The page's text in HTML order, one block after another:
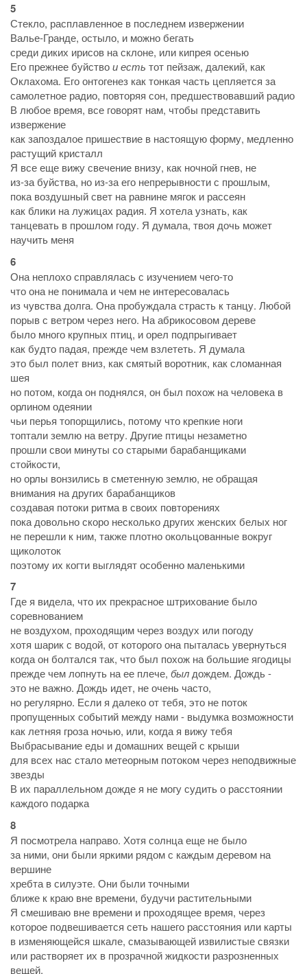
5
Стекло, расплавленное в последнем извержении
Валье-Гранде, остыло, и можно бегать
среди диких ирисов на склоне, или кипрея осенью
Его прежнее буйствои есть тот пейзаж, далекий, как
Оклахома. Его онтогенез как тонкая часть цепляется за
самолетное радио, повторяя сон, предшествовавший радио
В любое время, все говорят нам, чтобы представить
извержение
как запоздалое пришествие в настоящую форму, медленно
растущий кристалл
Я все еще вижу свечение внизу, как ночной гнев, не
из-за буйства, но из-за его непрерывности с прошлым,
пока воздушный свет на равнине мягок и рассеян
как блики на лужицах радия. Я хотела узнать, как
танцевать в прошлом году. Я думала, твоя дочь может
научить меня
6
Она неплохо справлялась с изучением чего-то
что она не понимала и чем не интересовалась
из чувства долга. Она пробуждала страсть к танцу. Любой
порыв с ветром через него. На абрикосовом дереве
было много крупных птиц, и орел подпрыгивает
как будто падая, прежде чем взлететь. Я думала
это был полет вниз, как смятый воротник, как сломанная
шея
но потом, когда он поднялся, он был похож на человека в
орлином одеянии
чьи перья топорщились, потому что крепкие ноги
топтали землю на ветру. Другие птицы незаметно
прошли свои минуты со старыми барабанщиками
стойкости,
но орлы вонзились в сметенную землю, не обращая
внимания на других барабанщиков
создавая потоки ритма в своих повторениях
пока довольно скоро несколько других женских белых ног
не перешли к ним, также плотно окольцованные вокруг
щиколоток
поэтому их когти выглядят особенно маленькими
7
Где я видела, что их прекрасное штрихование было
соревнованием
не воздухом, проходящим через воздух или погоду
хотя шарик с водой, от которого она пыталась увернуться
когда он болтался так, что был похож на большие ягодицы
прежде чем лопнуть на ее плече, былдождем. Дождь -
это не важно. Дождь идет, не очень часто,
но регулярно. Если я далеко от тебя, это не поток
пропущенных событий между нами - выдумка возможности
как летняя гроза ночью, или, когда я вижу тебя
Выбрасывание еды и домашних вещей с крыши
для всех нас стало метеорным потоком через неподвижные
звезды
В их параллельном дожде я не могу судить о расстоянии
каждого подарка
8
Я посмотрела направо. Хотя солнца еще не было
за ними, они были яркими рядом с каждым деревом на
вершине
хребта в силуэте. Они были точными
ближе к краю вне времени, будучи растительными
Я смешиваю вне времени и проходящее время, через
которое подвешивается сеть нашего расстояния или карты
в изменяющейся шкале, смазывающей извилистые связки
или растворяет их в прозрачной жидкости разрозненных
вещей,